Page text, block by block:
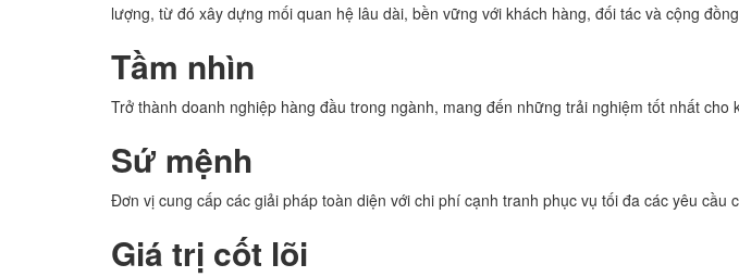
lượng, từ đó xây dựng mối quan hệ lâu dài, bền vững với khách hàng, đối tác và cộng
Tầm nhìn
Trở thành doanh nghiệp hàng đầu trong ngành, mang đến những trải nghiệm tốt nhất cho
Sứ mệnh
Đơn vị cung cấp các giải pháp toàn diện với chi phí cạnh tranh phục vụ tối đa các yêu cầu
Giá trị cốt lõi